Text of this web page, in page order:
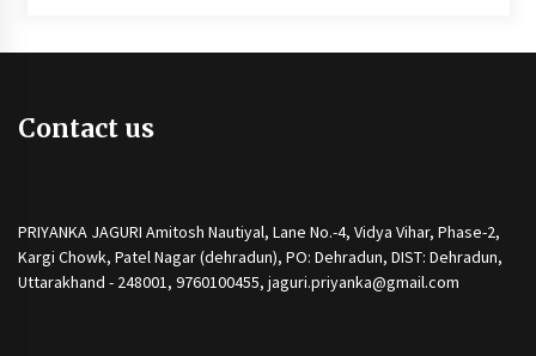
Contact us
PRIYANKA JAGURI Amitosh Nautiyal, Lane No.-4, Vidya Vihar, Phase-2,
Kargi Chowk, Patel Nagar (dehradun), PO: Dehradun, DIST: Dehradun,
Uttarakhand - 248001, 9760100455, jaguri.priyanka@gmail.com